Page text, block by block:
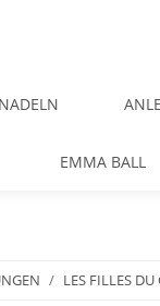
NADELN
EMMA BALL
LES FILLES DU